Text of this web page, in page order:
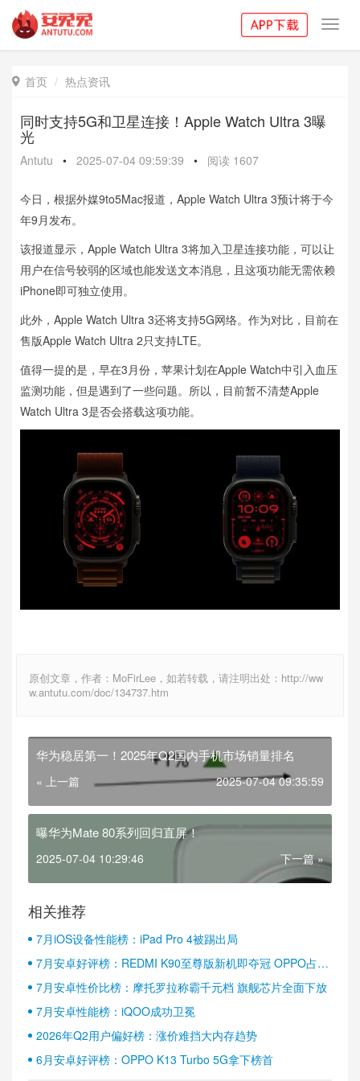
 首页 热点资讯
同时支持5G和卫星连接！Apple Watch Ultra 3曝
光
Antutu • 2025-07-04 09:59:39 • 阅读 1607
今日，根据外媒9to5Mac报道，Apple Watch Ultra 3预计将于今
年9月发布。
该报道显示，Apple Watch Ultra 3将加入卫星连接功能，可以让
用户在信号较弱的区域也能发送文本消息，且这项功能无需依赖
iPhone即可独立使用。
此外，Apple Watch Ultra 3还将支持5G网络。作为对比，目前在
售版Apple Watch Ultra 2只支持LTE。
值得一提的是，早在3月份，苹果计划在Apple Watch中引入血压
监测功能，但是遇到了一些问题。所以，目前暂不清楚Apple
Watch Ultra 3是否会搭载这项功能。
原创文章，作者：MoFirLee，如若转载，请注明出处：http://ww
w.antutu.com/doc/134737.htm
华为稳居第一！2025年Q2国内手机市场销量排名
« 上一篇 2025-07-04 09:35:59
曝华为Mate 80系列回归直屏！
2025-07-04 10:29:46 下一篇 »
相关推荐
7月iOS设备性能榜：iPad Pro 4被踢出局
7月安卓好评榜：REDMI K90至尊版新机即夺冠 OPPO占据
半壁江山
7月安卓性价比榜：摩托罗拉称霸千元档 旗舰芯片全面下放
7月安卓性能榜：iQOO成功卫冕
2026年Q2用户偏好榜：涨价难挡大内存趋势
6月安卓好评榜：OPPO K13 Turbo 5G拿下榜首